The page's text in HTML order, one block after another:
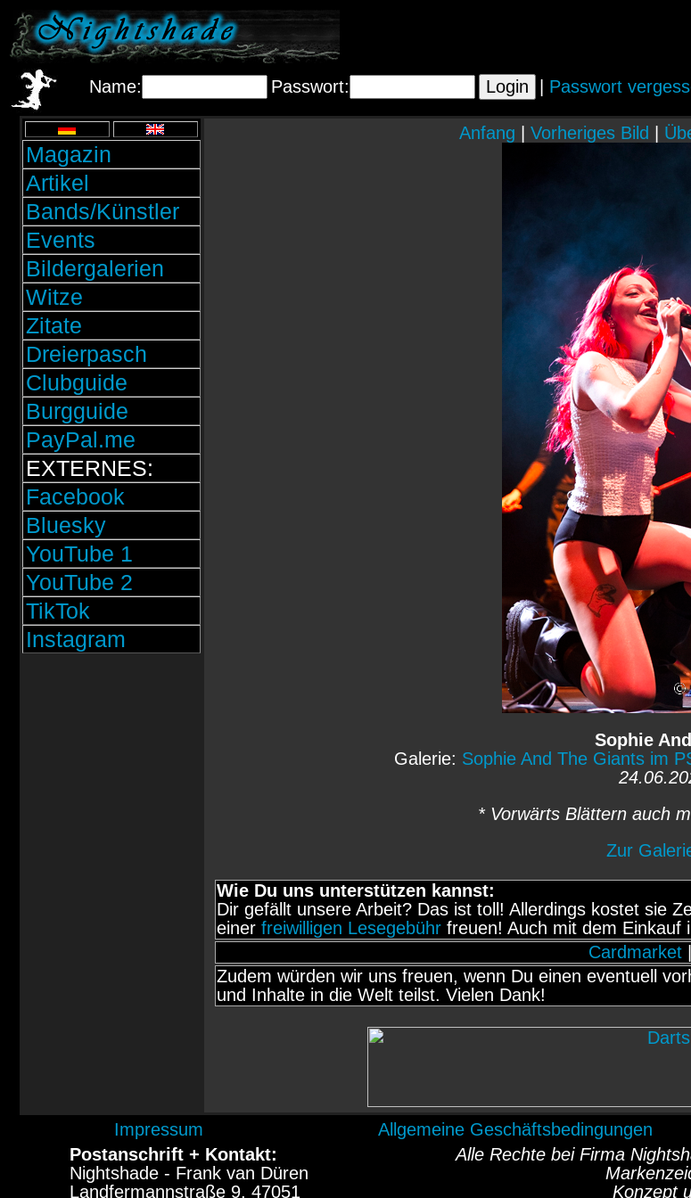
Name: Passwort: Passwort
Magazin
Artikel
Bands/Künstler
Events
Bildergalerien
Witze
Zitate
Dreierpasch
Clubguide
Burgguide
PayPal.me
EXTERNES:
Facebook
Bluesky
YouTube 1
YouTube 2
TikTok
Instagram
Anfang Vorheriges Bild
Sophie
Galerie: Sophie And The Giants im
* Vorwärts Blättern auch
Zur
Wie Du uns unterstützen kannst:
Dir gefällt unsere Arbeit? Das ist toll! Allerdings kostet sie
einer freiwilligen Lesegebührfreuen! Auch mit dem Einkauf
Cardmarket
Zudem würden wir uns freuen, wenn Du einen eventuell
und Inhalte in die Welt teilst. Vielen Dank!
Impressum Allgemeine Geschäftsbedingungen
Postanschrift + Kontakt:
Nightshade - Frank van Düren
Landfermannstraße 9, 47051
Alle Rechte bei Firma
Konzept